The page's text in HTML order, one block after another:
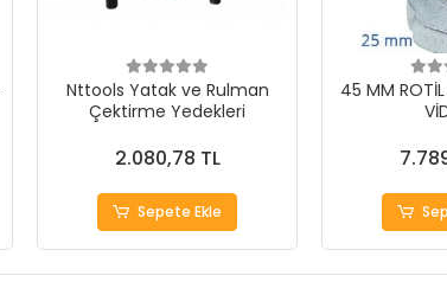
Nttools Yatak ve Rulman
Çektirme Yedekleri
2.080,78 TL
Sepete Ekle
45 MM ROTİL